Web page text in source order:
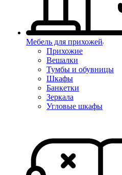
Мебель для прихожей
Прихожие
Вешалки
Тумбы и обувницы
Шкафы
Банкетки
Зеркала
Угловые шкафы